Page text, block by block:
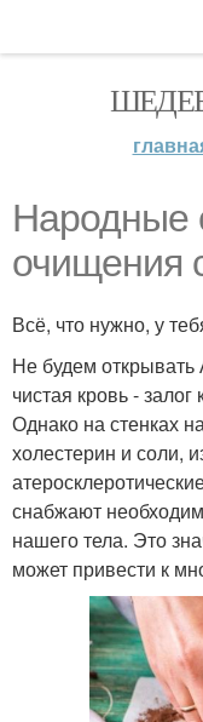
Народные
очищения
Всё, что нужно, у
Не будем
чистая кровь -
Однако на стенках
холестерин и соли,
снабжают
нашего тела. Это
может привести к